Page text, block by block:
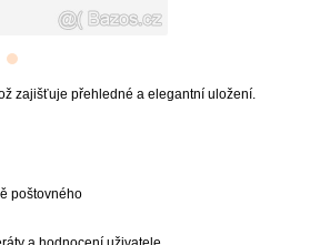
zajišťuje přehledné a elegantní uložení.
poštovného